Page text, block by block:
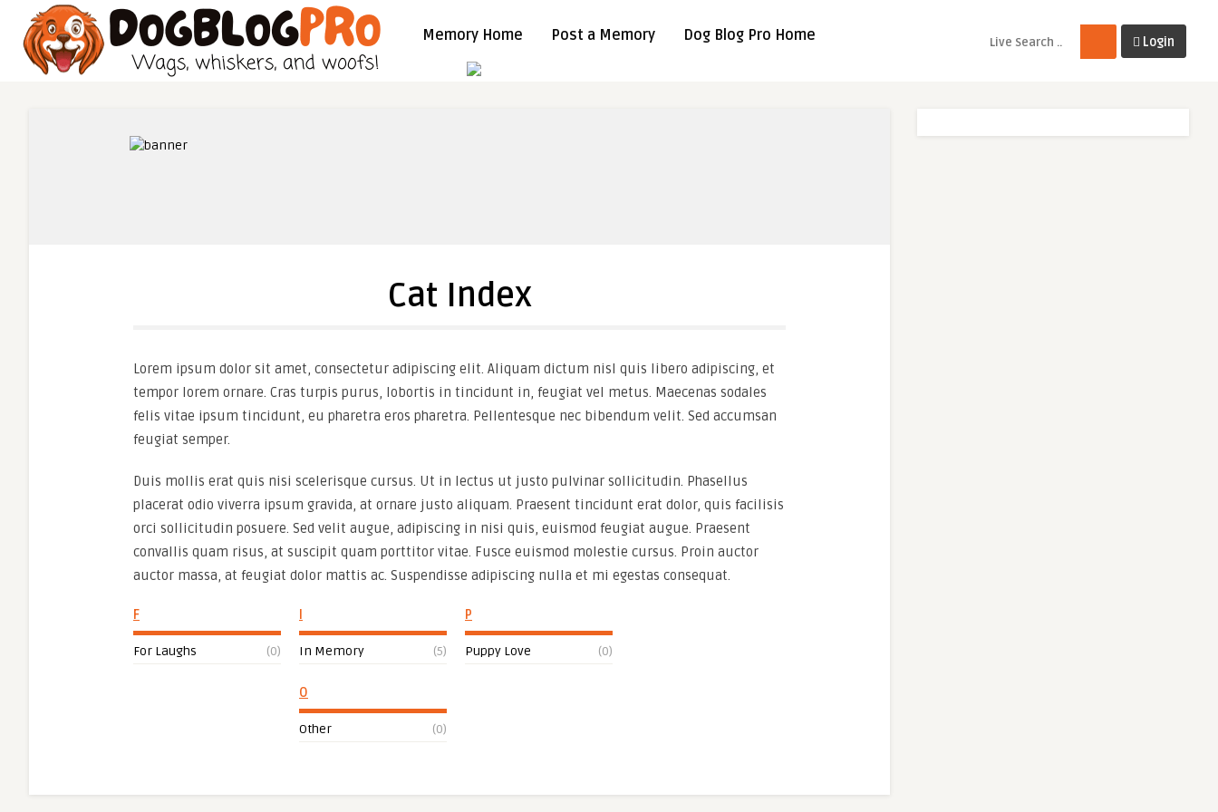
Memory Home Post a Memory Dog Blog Pro Home Login
Cat Index
Lorem ipsum dolor sit amet, consectetur adipiscing elit. Aliquam dictum nisl quis libero adipiscing, et
tempor lorem ornare. Cras turpis purus, lobortis in tincidunt in, feugiat vel metus. Maecenas sodales
felis vitae ipsum tincidunt, eu pharetra eros pharetra. Pellentesque nec bibendum velit. Sed accumsan
feugiat semper.
Duis mollis erat quis nisi scelerisque cursus. Ut in lectus ut justo pulvinar sollicitudin. Phasellus
placerat odio viverra ipsum gravida, at ornare justo aliquam. Praesent tincidunt erat dolor, quis facilisis
orci sollicitudin posuere. Sed velit augue, adipiscing in nisi quis, euismod feugiat augue. Praesent
convallis quam risus, at suscipit quam porttitor vitae. Fusce euismod molestie cursus. Proin auctor
auctor massa, at feugiat dolor mattis ac. Suspendisse adipiscing nulla et mi egestas consequat.
F
For Laughs (0) In Memory (5)
O
Other (0)
P
Puppy Love (0)